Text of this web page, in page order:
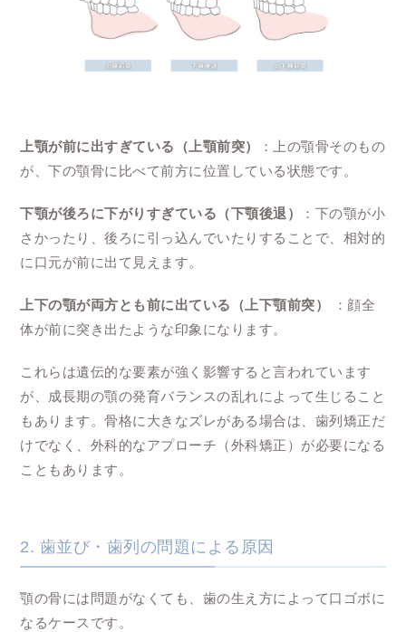
上顎が前に出すぎている（上顎前突）
：上の顎骨そのもの
が、下の顎骨に比べて前方に位置している状態です。
下顎が後ろに下がりすぎている（下顎後退）
：下の顎が小
さかったり、後ろに引っ込んでいたりすることで、相対的
に口元が前に出て見えます。
上下の顎が両方とも前に出ている（上下顎前突）
：顔全
体が前に突き出たような印象になります。
これらは遺伝的な要素が強く影響すると言われています
が、成長期の顎の発育バランスの乱れによって生じること
もあります。骨格に大きなズレがある場合は、歯列矯正だ
けでなく、外科的なアプローチ（外科矯正）が必要になる
こともあります。
2. 歯並び・歯列の問題による原因
顎の骨には問題がなくても、歯の生え方によって口ゴボに
なるケースです。